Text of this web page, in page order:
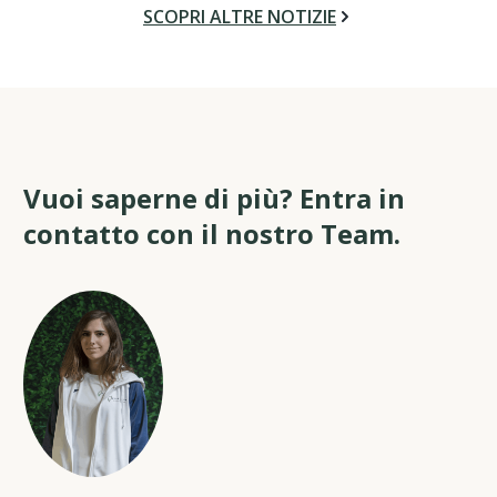
SCOPRI ALTRE NOTIZIE
Vuoi saperne di più? Entra in
contatto con il nostro Team.